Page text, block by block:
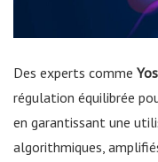
Des experts comme
régulation équilibrée
en garantissant une
algorithmiques,